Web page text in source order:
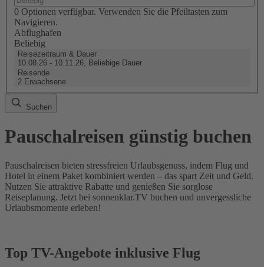
0 Optionen verfügbar. Verwenden Sie die Pfeiltasten zum
Navigieren.
Abflughafen
Beliebig
Reisezeitraum & Dauer
10.08.26 - 10.11.26, Beliebige Dauer
Reisende
2 Erwachsene
Suchen
Pauschalreisen günstig buchen
Pauschalreisen bieten stressfreien Urlaubsgenuss, indem Flug und
Hotel in einem Paket kombiniert werden – das spart Zeit und Geld.
Nutzen Sie attraktive Rabatte und genießen Sie sorglose
Reiseplanung. Jetzt bei sonnenklar.TV buchen und unvergessliche
Urlaubsmomente erleben!
Top TV-Angebote inklusive Flug